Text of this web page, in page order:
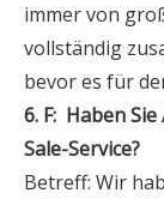
immer von
vollständig
bevor es für
6. F: Haben
Sale-Service?
Betreff: Wir